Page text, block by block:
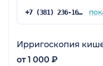
+7 (381) 236-16-26
Ирригоскопия
от 1 000 ₽